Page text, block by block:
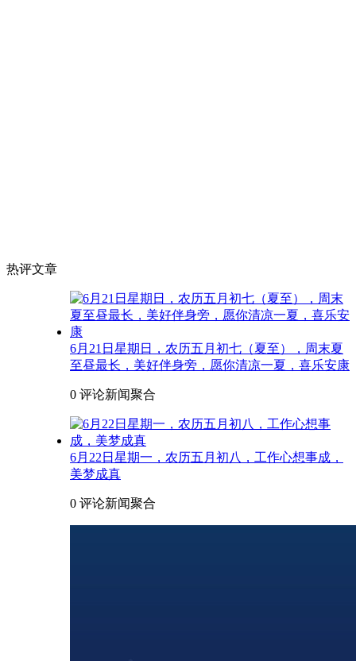
热评文章
6月21日星期日，农历五月初七（夏至），周末夏
至昼最长，美好伴身旁，愿你清凉一夏，喜乐安康
0 评论新闻聚合
6月22日星期一，农历五月初八，工作心想事成，
美梦成真
0 评论新闻聚合